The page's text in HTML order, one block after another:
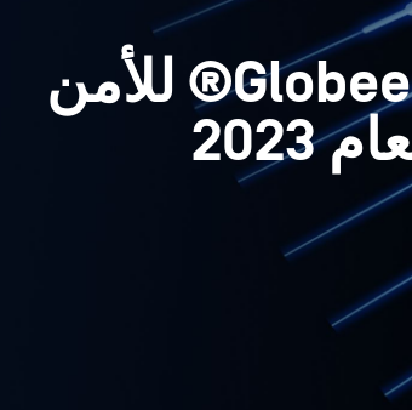
OPSWAT الفائز في جوائز Globee® للأمن